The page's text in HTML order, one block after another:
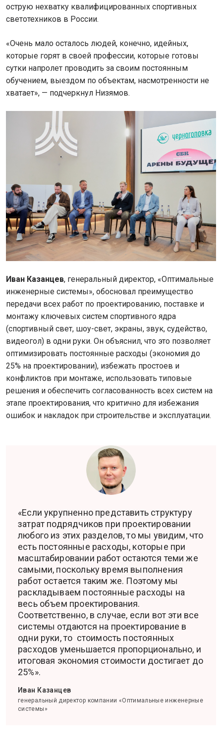
острую нехватку квалифицированных спортивных
светотехников в России.
«Очень мало осталось людей, конечно, идейных,
которые горят в своей профессии, которые готовы
сутки напролет проводить за своим постоянным
обучением, выездом по объектам, насмотренности не
хватает», — подчеркнул Низямов.
Иван Казанцев, генеральный директор, «Оптимальные
инженерные системы», обосновал преимущество
передачи всех работ по проектированию, поставке и
монтажу ключевых систем спортивного ядра
(спортивный свет, шоу-свет, экраны, звук, судейство,
видеогол) в одни руки. Он объяснил, что это позволяет
оптимизировать постоянные расходы (экономия до
25% на проектировании), избежать простоев и
конфликтов при монтаже, использовать типовые
решения и обеспечить согласованность всех систем на
этапе проектирования, что критично для избежания
ошибок и накладок при строительстве и эксплуатации.
«Если укрупненно представить структуру
затрат подрядчиков при проектировании
любого из этих разделов, то мы увидим, что
есть постоянные расходы, которые при
масштабировании работ остаются теми же
самыми, поскольку время выполнения
работ остается таким же. Поэтому мы
раскладываем постоянные расходы на
весь объем проектирования.
Соответственно, в случае, если вот эти все
системы отдаются на проектирование в
одни руки, то стоимость постоянных
расходов уменьшается пропорционально, и
итоговая экономия стоимости достигает до
25%».
Иван Казанцев
генеральный директор компании «Оптимальные инженерные
системы»